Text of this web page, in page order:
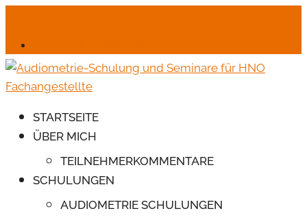
STARTSEITE
ÜBER MICH
TEILNEHMERKOMMENTARE
SCHULUNGEN
AUDIOMETRIE SCHULUNGEN